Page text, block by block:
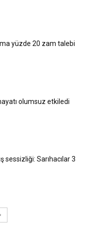
yüzde 20 zam talebi
olumsuz etkiledi
sessizliği: Sarıhacılar 3